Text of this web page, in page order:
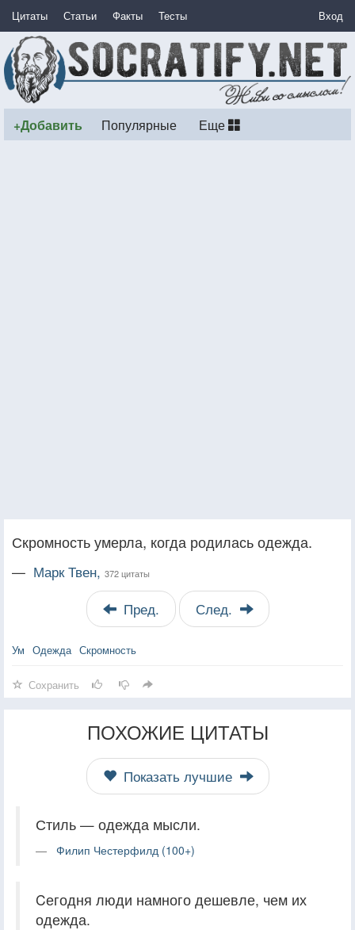
Цитаты Статьи Факты Тесты Вход
+Добавить Популярные Еще
Скромность умерла, когда родилась одежда.
— Марк Твен, 372 цитаты
Пред. След.
Ум Одежда Скромность
Сохранить
ПОХОЖИЕ ЦИТАТЫ
Показать лучшие
Стиль — одежда мысли.
Филип Честерфилд (100+)
Cегодня люди намного дешевле, чем их
одежда.